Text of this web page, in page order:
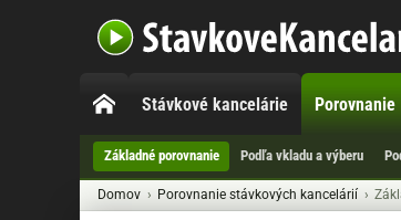
Stávkové kancelárie Porovnanie
Základné porovnanie Podľa vkladu a výberu
Domov Porovnanie stávkových kancelárií